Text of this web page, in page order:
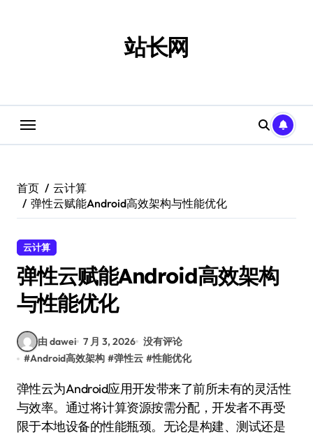
站长网
首页
云计算
弹性云赋能Android高效架构与性能优化
云计算
弹性云赋能Android高效架构
与性能优化
由 dawei 7 月 3, 2026 没有评论
#Android高效架构 #弹性云 #性能优化
弹性云为Android应用开发带来了前所未有的灵活性
与效率。通过将计算资源按需分配，开发者不再受
限于本地设备的性能瓶颈。无论是构建、测试还是